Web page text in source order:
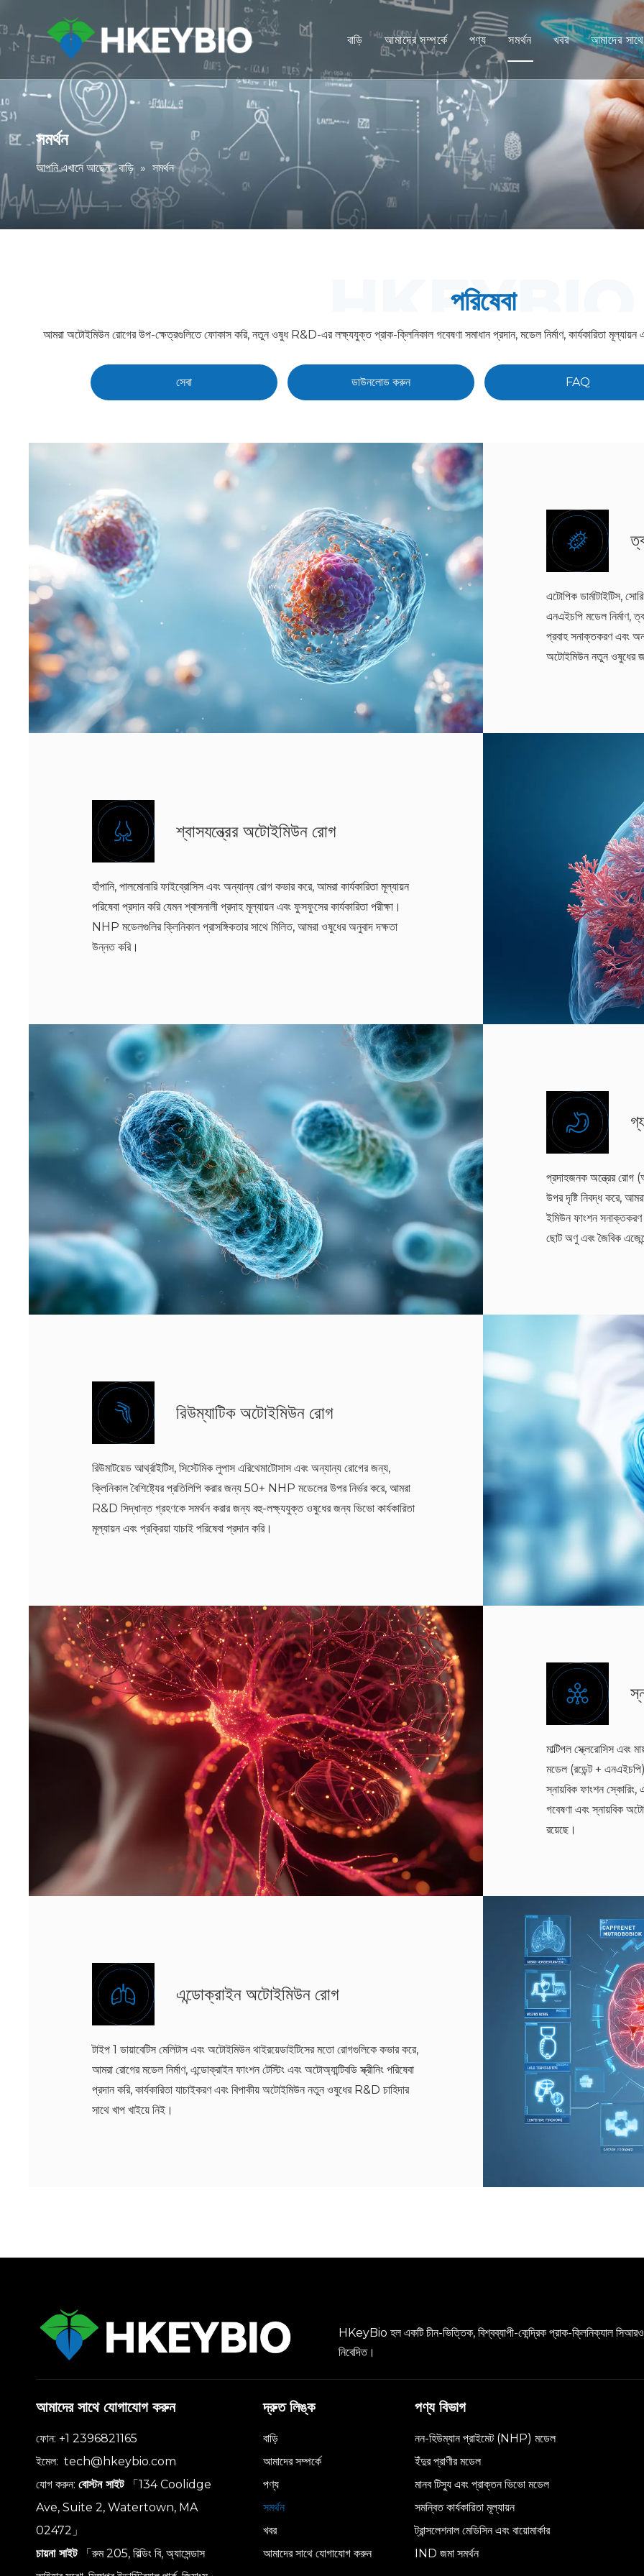
বাড়ি আমাদের সম্পর্কে পণ্য
নন-হিউম্যান প্রাইমেট (NHP) মডেল
ইঁদুর প্রাণীর মডেল
মানব টিস্যু এবং প্রাক্তন ভিভো মডেল
সমন্বিত কার্যকারিতা মূল্যায়ন
ট্রান্সলেশনাল মেডিসিন এবং বায়োমার্কার
IND জমা সমর্থন
সমর্থন
FAQ
ক্লায়েন্ট প্রশংসাপত্র
খবর আমাদের
সমর্থন
আপনি এখানে আছেন: বাড়ি » সমর্থন
পরিষেবা
আমরা অটোইমিউন রোগের উপ-ক্ষেত্রগুলিতে ফোকাস করি, নতুন ওষুধ R&D-এর লক্ষ্যযুক্ত প্রাক-ক্লিনিকাল গবেষণা সমাধান প্রদান, মডেল নির্মাণ, কার্যকারিতা
সেবা ডাউনলোড করুন FAQ
এটোপিক ডার্মাটাইটিস,
এনএইচপি মডেল নির্মাণ,
প্রবাহ সনাক্তকরণ এবং
অটোইমিউন নতুন ওষুধের
শ্বাসযন্ত্রের অটোইমিউন রোগ
হাঁপানি, পালমোনারি ফাইব্রোসিস এবং অন্যান্য রোগ কভার করে, আমরা কার্যকারিতা মূল্যায়ন
পরিষেবা প্রদান করি যেমন শ্বাসনালী প্রদাহ মূল্যায়ন এবং ফুসফুসের কার্যকারিতা পরীক্ষা।
NHP মডেলগুলির ক্লিনিকাল প্রাসঙ্গিকতার সাথে মিলিত, আমরা ওষুধের অনুবাদ দক্ষতা
উন্নত করি।
প্রদাহজনক অন্ত্রের রোগ
উপর দৃষ্টি নিবদ্ধ করে,
ইমিউন ফাংশন সনাক্তকরণ
ছোট অণু এবং জৈবিক
রিউম্যাটিক অটোইমিউন রোগ
রিউমাটয়েড আর্থ্রাইটিস, সিস্টেমিক লুপাস এরিথেমাটোসাস এবং অন্যান্য রোগের জন্য,
ক্লিনিকাল বৈশিষ্ট্যের প্রতিলিপি করার জন্য 50+ NHP মডেলের উপর নির্ভর করে, আমরা
R&D সিদ্ধান্ত গ্রহণকে সমর্থন করার জন্য বহু-লক্ষ্যযুক্ত ওষুধের জন্য ভিভো কার্যকারিতা
মূল্যায়ন এবং প্রক্রিয়া যাচাই পরিষেবা প্রদান করি।
মাল্টিপল স্ক্লেরোসিস এবং
মডেল (রডেন্ট +
স্নায়বিক ফাংশন
গবেষণা এবং স্নায়বিক
রয়েছে।
এন্ডোক্রাইন অটোইমিউন রোগ
টাইপ 1 ডায়াবেটিস মেলিটাস এবং অটোইমিউন থাইরয়েডাইটিসের মতো রোগগুলিকে কভার করে,
আমরা রোগের মডেল নির্মাণ, এন্ডোক্রাইন ফাংশন টেস্টিং এবং অটোঅ্যান্টিবডি স্ক্রীনিং পরিষেবা
প্রদান করি, কার্যকারিতা যাচাইকরণ এবং বিপাকীয় অটোইমিউন নতুন ওষুধের R&D চাহিদার
সাথে খাপ খাইয়ে নিই।
HKeyBio হল একটি চীন-ভিত্তিক, বিশ্বব্যাপী-কেন্দ্রিক প্রাক-ক্লিনিক্যাল সিআরও
নিবেদিত।
আমাদের সাথে যোগাযোগ করুন
ফোন: +1 2396821165
ইমেল: tech@hkeybio.com
যোগ করুন: বোস্টন সাইট
「134 Coolidge
Ave, Suite 2, Watertown, MA
02472」
চায়না সাইট
「রুম 205, বিল্ডিং বি, অ্যাসেন্ডাস
দ্রুত লিঙ্ক
বাড়ি
আমাদের সম্পর্কে
পণ্য
সমর্থন
খবর
আমাদের সাথে যোগাযোগ করুন
পণ্য বিভাগ
নন-হিউম্যান প্রাইমেট (NHP) মডেল
ইঁদুর প্রাণীর মডেল
মানব টিস্যু এবং প্রাক্তন ভিভো মডেল
সমন্বিত কার্যকারিতা মূল্যায়ন
ট্রান্সলেশনাল মেডিসিন এবং বায়োমার্কার
IND জমা সমর্থন